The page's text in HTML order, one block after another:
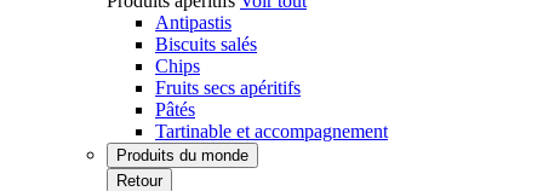
Antipastis
Biscuits salés
Chips
Fruits secs apéritifs
Pâtés
Tartinable et accompagnement
Produits du monde
Retour